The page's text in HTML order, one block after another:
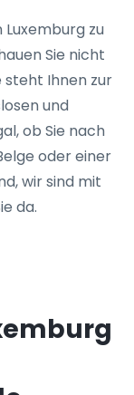
Luxemburg zu
Sie nicht
Ihnen zur
und
ob Sie nach
oder einer
wir sind mit
da.